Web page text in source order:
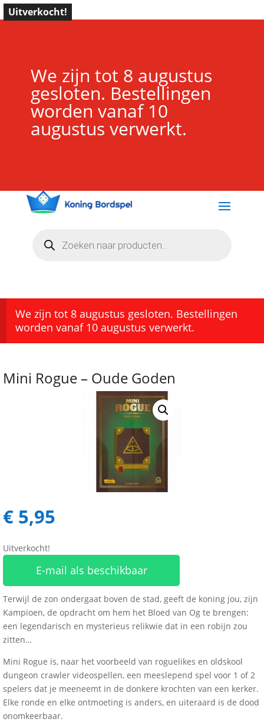
We zijn tot 8 augustus
gesloten. Bestellingen
worden vanaf 10
augustus verwerkt.
zoeken
We zijn tot 8 augustus gesloten. Bestellingen
worden vanaf 10 augustus verwerkt.
Uitverkocht!
Mini Rogue – Oude Goden
€ 5,95
Uitverkocht!
E-mail als beschikbaar
Terwijl de zon ondergaat boven de stad, geeft de koning jou, zijn
Kampioen, de opdracht om hem het Bloed van Og te brengen:
een legendarisch en mysterieus relikwie dat in een robijn zou
zitten…
Mini Rogue is, naar het voorbeeld van roguelikes en oldskool
dungeon crawler videospellen, een meeslepend spel voor 1 of 2
spelers dat je meeneemt in de donkere krochten van een kerker.
Elke ronde en elke ontmoeting is anders, en uiteraard is de dood
onomkeerbaar.